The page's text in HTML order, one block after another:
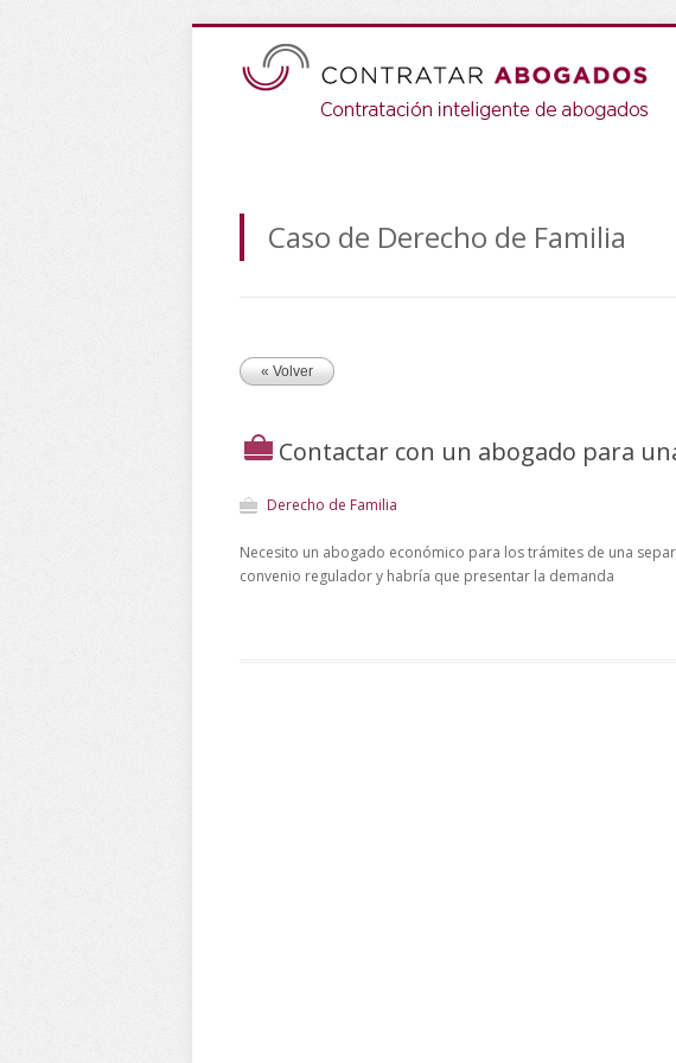
Caso de Derecho de Familia
« Volver
Contactar con un abogado para
Derecho de Familia
Necesito un abogado económico para los trámites de una
convenio regulador y habría que presentar la demanda